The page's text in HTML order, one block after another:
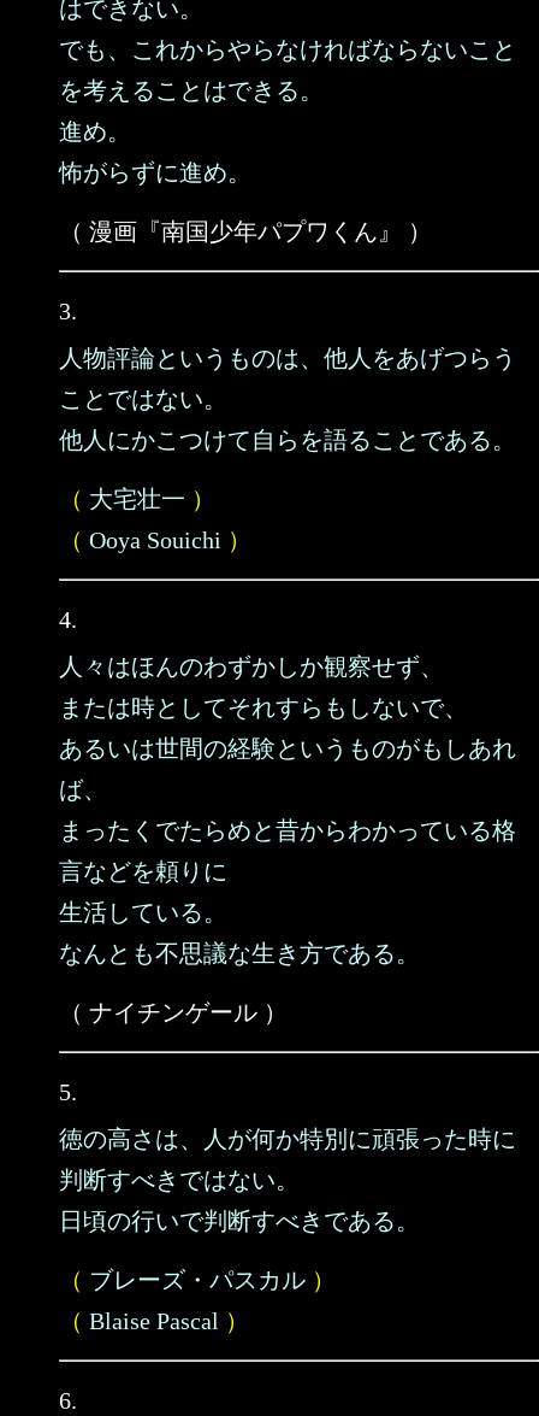
はできない。
でも、これからやらなければならないこと
を考えることはできる。
進め。
怖がらずに進め。
（ 漫画『南国少年パプワくん』 ）
3.
人物評論というものは、他人をあげつらう
ことではない。
他人にかこつけて自らを語ることである。
（ 大宅壮一 ）
（ Ooya Souichi ）
4.
人々はほんのわずかしか観察せず、
または時としてそれすらもしないで、
あるいは世間の経験というものがもしあれ
ば、
まったくでたらめと昔からわかっている格
言などを頼りに
生活している。
なんとも不思議な生き方である。
（ ナイチンゲール ）
5.
徳の高さは、人が何か特別に頑張った時に
判断すべきではない。
日頃の行いで判断すべきである。
（ ブレーズ・パスカル ）
（ Blaise Pascal ）
6.